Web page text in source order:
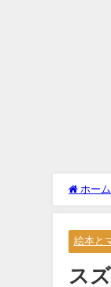
ホーム
絵本と
ス